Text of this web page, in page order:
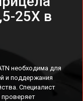
25X в
необходима для
и поддержания
Специалист
проверяет